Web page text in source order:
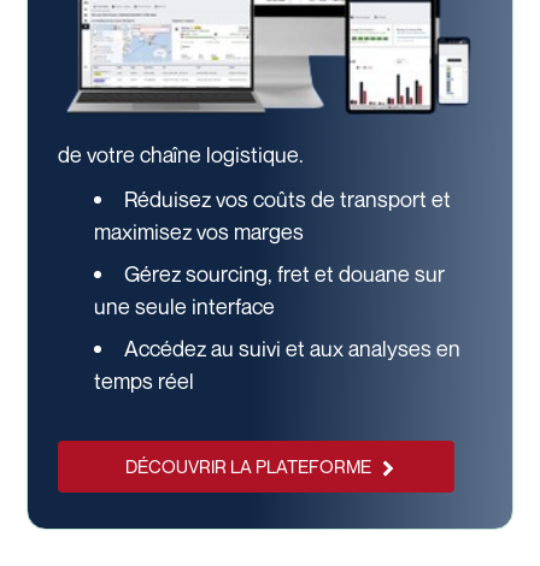
de votre chaîne logistique.
Réduisez vos coûts de transport et
maximisez vos marges
Gérez sourcing, fret et douane sur
une seule interface
Accédez au suivi et aux analyses en
temps réel
DÉCOUVRIR LA PLATEFORME